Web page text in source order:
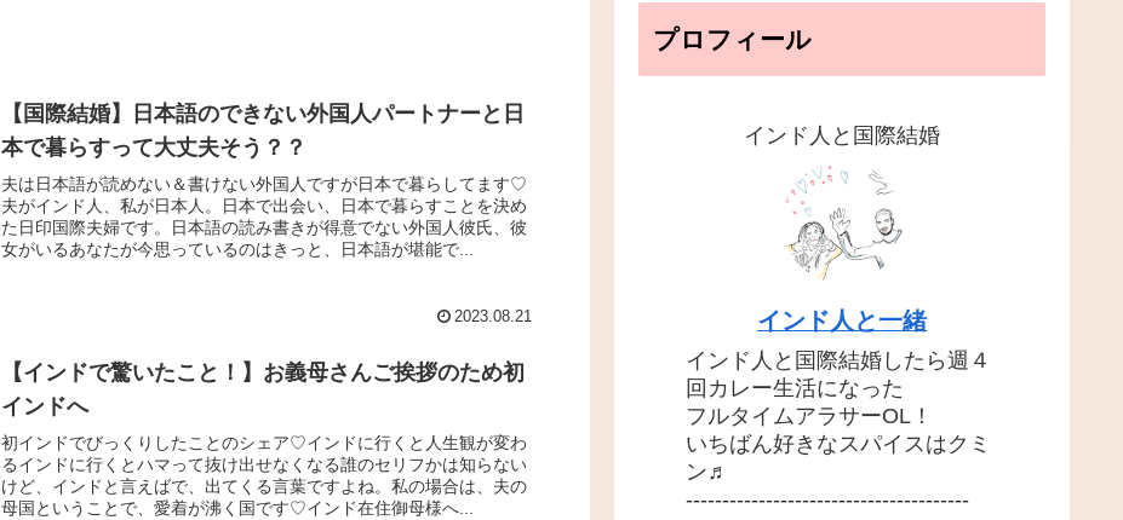
【国際結婚】日本語のできない外国人パートナーと日
本で暮らすって大丈夫そう？？
夫は日本語が読めない＆書けない外国人ですが日本で暮らしてます♡
夫がインド人、私が日本人。日本で出会い、日本で暮らすことを決め
た日印国際夫婦です。日本語の読み書きが得意でない外国人彼氏、彼
女がいるあなたが今思っているのはきっと、日本語が堪能で...
2023.08.21
【インドで驚いたこと！】お義母さんご挨拶のため初
インドへ
初インドでびっくりしたことのシェア♡インドに行くと人生観が変わ
るインドに行くとハマって抜け出せなくなる誰のセリフかは知らない
けど、インドと言えばで、出てくる言葉ですよね。私の場合は、夫の
母国ということで、愛着が沸く国です♡インド在住御母様へ...
プロフィール
インド人と国際結婚
インド人と一緒
インド人と国際結婚したら週４
回カレー生活になった
フルタイムアラサーOL！
いちばん好きなスパイスはクミ
ン♬
---------------------------------------